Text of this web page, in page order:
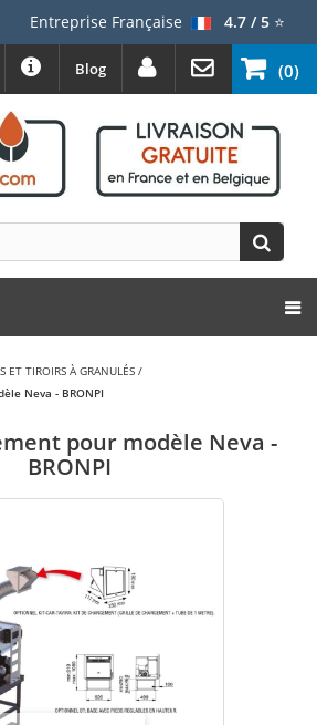
Entreprise Française 4.7 / 5⭐
(0)
Blog
ET TIROIRS À GRANULÉS /
Neva - BRONPI
pour modèle Neva -
BRONPI